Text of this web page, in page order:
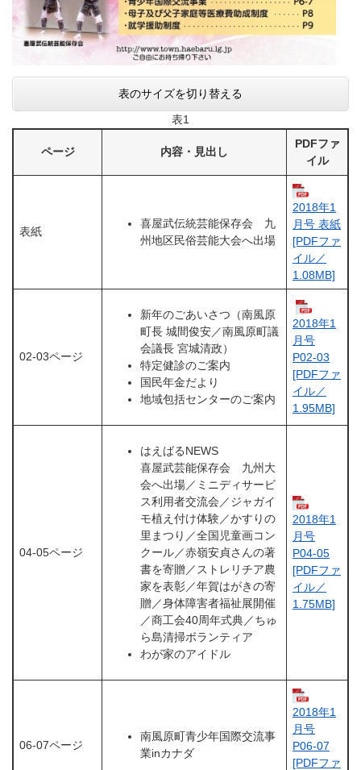
表のサイズを切り替える
表1
ページ 内容・見出し
PDFファ
イル
表紙
喜屋武伝統芸能保存会 九
州地区民俗芸能大会へ出場
2018年1
月号 表紙
[PDFファ
イル／
1.08MB]
02-03ページ
新年のごあいさつ（南風原
町長 城間俊安／南風原町議
会議長 宮城清政）
特定健診のご案内
国民年金だより
地域包括センターのご案内
2018年1
月号
P02-03
[PDFファ
イル／
1.95MB]
04-05ページ
はえばるNEWS
喜屋武芸能保存会 九州大
会へ出場／ミニディサービ
ス利用者交流会／ジャガイ
モ植え付け体験／かすりの
里まつり／全国児童画コン
クール／赤嶺安貞さんの著
書を寄贈／ストレリチア農
家を表彰／年賀はがきの寄
贈／身体障害者福祉展開催
／商工会40周年式典／ちゅ
ら島清掃ボランティア
わが家のアイドル
2018年1
月号
P04-05
[PDFファ
イル／
1.75MB]
06-07ページ
南風原町青少年国際交流事
業inカナダ
2018年1
月号
P06-07
[PDFファ